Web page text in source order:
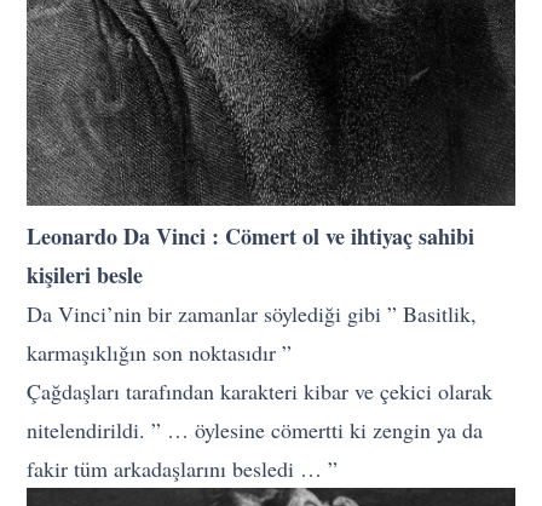
Leonardo Da Vinci : Cömert ol ve ihtiyaç sahibi
kişileri besle
Da Vinci’nin bir zamanlar söylediği gibi ” Basitlik,
karmaşıklığın son noktasıdır ”
Çağdaşları tarafından karakteri kibar ve çekici olarak
nitelendirildi. ” … öylesine cömertti ki zengin ya da
fakir tüm arkadaşlarını besledi … ”